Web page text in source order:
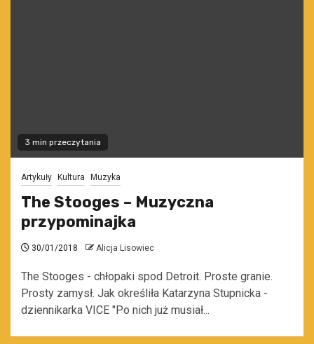
3 min przeczytania
Artykuły Kultura Muzyka
The Stooges – Muzyczna
przypominajka
30/01/2018 Alicja Lisowiec
The Stooges - chłopaki spod Detroit. Proste granie.
Prosty zamysł. Jak określiła Katarzyna Stupnicka -
dziennikarka VICE "Po nich już musiał...